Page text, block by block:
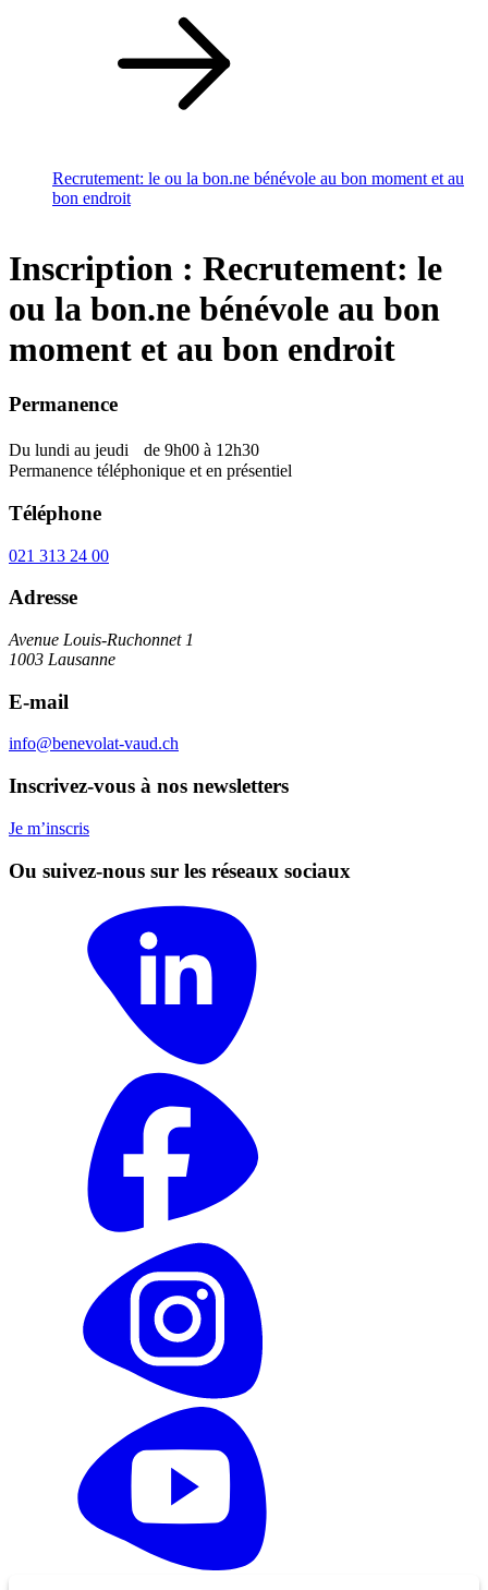
Recrutement: le ou la bon.ne bénévole au bon moment et au
bon endroit
Inscription : Recrutement: le
ou la bon.ne bénévole au bon
moment et au bon endroit
Permanence
Du lundi au jeudi de 9h00 à 12h30
Permanence téléphonique et en présentiel
Téléphone
021 313 24 00
Adresse
Avenue Louis-Ruchonnet 1
1003 Lausanne
E-mail
info@benevolat-vaud.ch
Inscrivez-vous à nos newsletters
Je m’inscris
Ou suivez-nous sur les réseaux sociaux